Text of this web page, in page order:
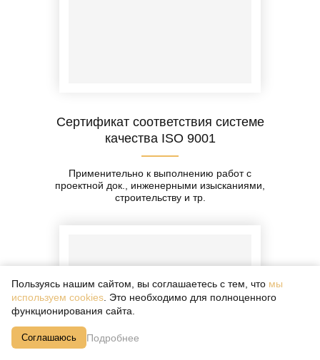
Сертификат соответствия системе
качества ISO 9001
Применительно к выполнению работ с
проектной док., инженерными изысканиями,
строительству и тр.
Пользуясь нашим сайтом, вы соглашаетесь с тем, что мы
используем cookies . Это необходимо для полноценного
функционирования сайта.
Соглашаюсь Подробнее